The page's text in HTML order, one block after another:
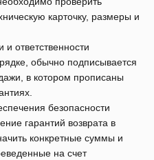
карточку, размеры и
ответственности
обычно подписывается
в котором прописаны
безопасности
гарантий возврата в
конкретные суммы и
на счет